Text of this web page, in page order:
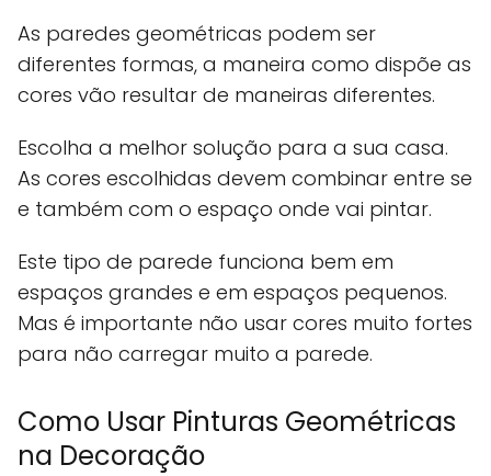
As paredes geométricas podem ser
diferentes formas, a maneira como dispõe as
cores vão resultar de maneiras diferentes.
Escolha a melhor solução para a sua casa.
As cores escolhidas devem combinar entre se
e também com o espaço onde vai pintar.
Este tipo de parede funciona bem em
espaços grandes e em espaços pequenos.
Mas é importante não usar cores muito fortes
para não carregar muito a parede.
Como Usar Pinturas Geométricas
na Decoração